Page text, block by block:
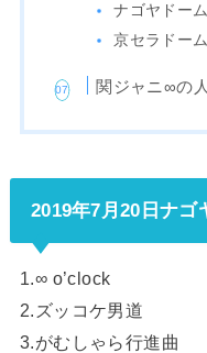
ナゴヤドー
京セラドー
関ジャニ∞の
2019年7月20日ナゴ
1.∞ o’clock
2.ズッコケ男道
3.がむしゃら行進曲